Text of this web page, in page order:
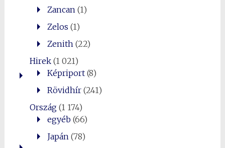
Zancan(1)
Zelos (1)
Zenith(22)
Hirek(1 021)
Képriport(8)
Rövidhír(241)
Ország(1 174)
egyéb(66)
Japán(78)